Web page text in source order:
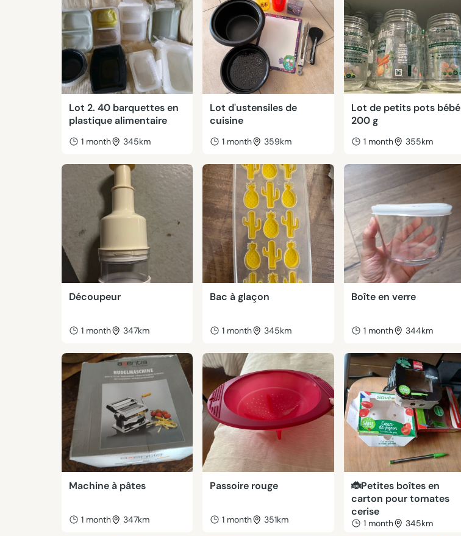
Lot 2. 40 barquettes en
plastique alimentaire
1 month 345km
Lot d'ustensiles de
cuisine
1 month 359km
Lot de petits pots bébé
200 g
1 month 355km
Découpeur
1 month 347km
Bac à glaçon
1 month 345km
Boîte en verre
1 month 344km
Machine à pâtes
1 month 347km
Passoire rouge
1 month 351km
🐞Petites boîtes en
carton pour tomates
cerise
1 month 345km